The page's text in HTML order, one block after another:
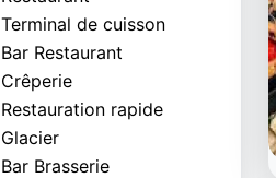
Terminal de cuisson
Bar Restaurant
Crêperie
Restauration rapide
Glacier
Bar Brasserie